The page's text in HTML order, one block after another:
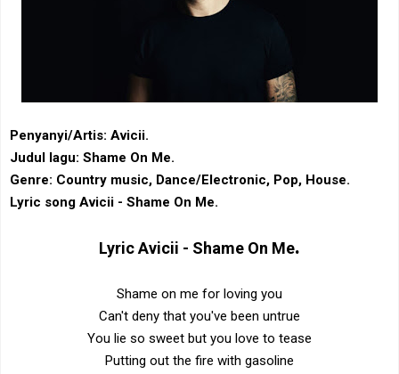
Penyanyi/Artis: Avicii.
Judul lagu: Shame On Me.
Genre: Country music, Dance/Electronic, Pop, House.
Lyric song Avicii - Shame On Me.
LyricAvicii - Shame On Me.
Shame on me for loving you
Can't deny that you've been untrue
You lie so sweet but you love to tease
Putting out the fire with gasoline